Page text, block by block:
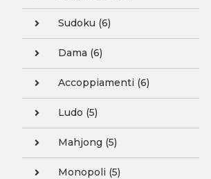
Sudoku (6)
Dama (6)
Accoppiamenti (6)
Ludo (5)
Mahjong (5)
Monopoli (5)